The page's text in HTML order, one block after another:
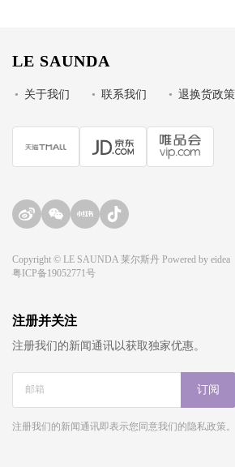
LE SAUNDA
• 关于我们 • 联系我们 • 退换货政策
Copyright © LE SAUNDA 莱尔斯丹 Powered by eidea
粤ICP备19052771号
注册并关注
注册我们的新闻通讯以获取独家优惠。
订阅
注册我们的新闻通讯即表示您同意我们的隐私政策。